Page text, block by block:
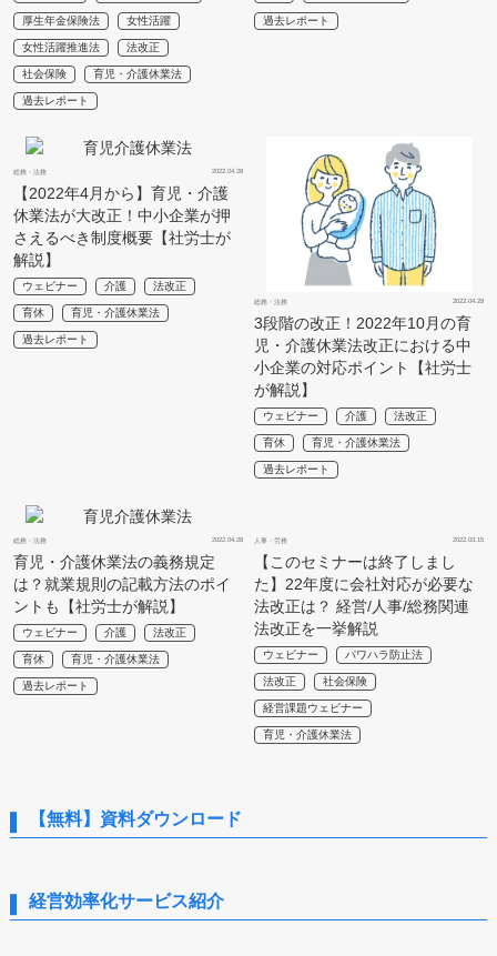
厚生年金保険法 女性活躍
女性活躍推進法 法改正
社会保険 育児・介護休業法
過去レポート
過去レポート
総務・法務 2022.04.28
【2022年4月から】育児・介護
休業法が大改正！中小企業が押
さえるべき制度概要【社労士が
解説】
ウェビナー 介護 法改正
育休 育児・介護休業法
過去レポート
総務・法務 2022.04.28
3段階の改正！2022年10月の育
児・介護休業法改正における中
小企業の対応ポイント【社労士
が解説】
ウェビナー 介護 法改正
育休 育児・介護休業法
過去レポート
総務・法務 2022.04.28
育児・介護休業法の義務規定
は？就業規則の記載方法のポイ
ントも【社労士が解説】
ウェビナー 介護 法改正
育休 育児・介護休業法
過去レポート
人事・労務 2022.03.15
【このセミナーは終了しまし
た】22年度に会社対応が必要な
法改正は？ 経営/人事/総務関連
法改正を一挙解説
ウェビナー パワハラ防止法
法改正 社会保険
経営課題ウェビナー
育児・介護休業法
【無料】資料ダウンロード
経営効率化サービス紹介